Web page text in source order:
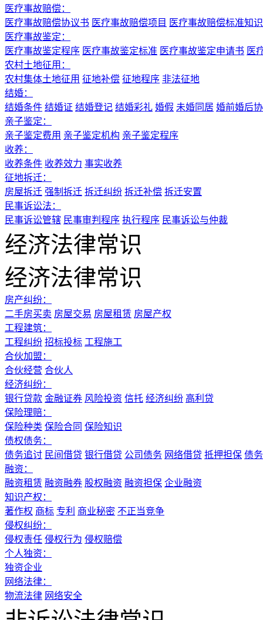
医疗事故赔偿：
医疗事故赔偿协议书 医疗事故赔偿项目 医疗事故赔偿标准知识
医疗事故鉴定：
医疗事故鉴定程序 医疗事故鉴定标准 医疗事故鉴定申请书 医
农村土地征用：
农村集体土地征用 征地补偿 征地程序 非法征地
结婚：
结婚条件 结婚证 结婚登记 结婚彩礼 婚假 未婚同居 婚前婚后
亲子鉴定：
亲子鉴定费用 亲子鉴定机构 亲子鉴定程序
收养：
收养条件 收养效力 事实收养
征地拆迁：
房屋拆迁 强制拆迁 拆迁纠纷 拆迁补偿 拆迁安置
民事诉讼法：
民事诉讼管辖 民事审判程序 执行程序 民事诉讼与仲裁
经济法律常识
经济法律常识
房产纠纷：
二手房买卖 房屋交易 房屋租赁 房屋产权
工程建筑：
工程纠纷 招标投标 工程施工
合伙加盟：
合伙经营 合伙人
经济纠纷：
银行贷款 金融证券 风险投资 信托 经济纠纷 高利贷
保险理赔：
保险种类 保险合同 保险知识
债权债务：
债务追讨 民间借贷 银行借贷 公司债务 网络借贷 抵押担保 债
融资：
融资租赁 融资融券 股权融资 融资担保 企业融资
知识产权：
著作权 商标 专利 商业秘密 不正当竞争
侵权纠纷：
侵权责任 侵权行为 侵权赔偿
个人独资：
独资企业
网络法律：
物流法律 网络安全